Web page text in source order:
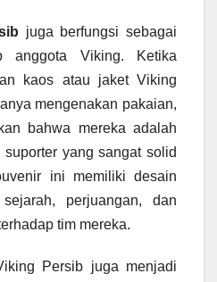
juga berfungsi sebagai
anggota Viking. Ketika
kaos atau jaket Viking
mengenakan pakaian,
bahwa mereka adalah
yang sangat solid
ini memiliki desain
perjuangan, dan
tim mereka.
Persib juga menjadi